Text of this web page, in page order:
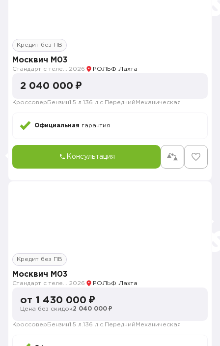
Кредит без ПВ
Москвич M03
2026 РОЛЬФ Лахта
2 040 000 ₽
Кроссовер Бензин1.5 л. 136 л.с. Передний Механическая
Официальная гарантия
Консультация
Кредит без ПВ
Москвич M03
2026 РОЛЬФ Лахта
от 1 430 000 ₽
Цена без скидок2 040 000 ₽
Кроссовер Бензин1.5 л. 136 л.с. Передний Механическая